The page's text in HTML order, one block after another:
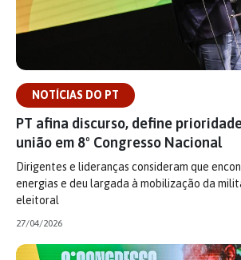
NOTÍCIAS DO PT
PT afina discurso, define
união em 8º Congresso Nacional
Dirigentes e lideranças consideram que
energias e deu largada à mobilização da
eleitoral
27/04/2026